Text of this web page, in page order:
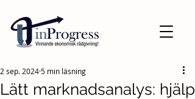
Lätt marknadsanalys: hjälp
2 sep. 20245 min läsning